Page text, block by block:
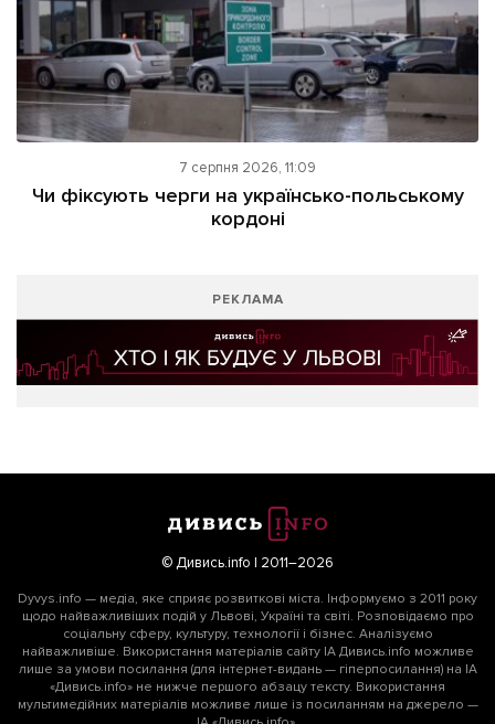
7 серпня 2026, 11:09
Чи фіксують черги на українсько-польському
кордоні
РЕКЛАМА
© Дивись.info | 2011–2026
Dyvys.info — медіа, яке сприяє розвиткові міста. Інформуємо з 2011 року
щодо найважливіших подій у Львові, Україні та світі. Розповідаємо про
соціальну сферу, культуру, технології і бізнес. Аналізуємо
найважливіше. Використання матеріалів сайту ІА Дивись.info можливе
лише за умови посилання (для інтернет-видань — гіперпосилання) на ІА
«Дивись.info» не нижче першого абзацу тексту. Використання
мультимедійних матеріалів можливе лише із посиланням на джерело —